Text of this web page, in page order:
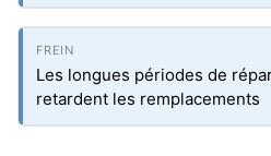
Les longues périodes de
retardent les remplacements